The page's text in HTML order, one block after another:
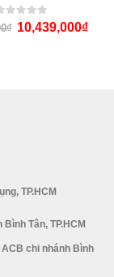
out of 5
₫ 10,439,000₫
TP.HCM
Tân, TP.HCM
ACB chi nhánh Bình